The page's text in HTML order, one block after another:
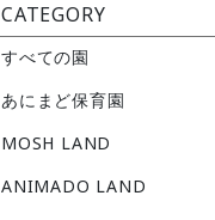
CATEGORY
すべての園
あにまど保育園
MOSH LAND
ANIMADO LAND